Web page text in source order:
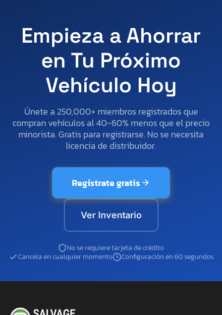
Empieza a Ahorrar
en Tu Próximo
Vehículo Hoy
Únete a 250,000+ miembros registrados que
compran vehículos al 40-60% menos que el precio
minorista. Gratis para registrarse. No se necesita
licencia de distribuidor.
Regístrate gratis
Ver Inventario
No se requiere tarjeta de crédito
Cancela en cualquier momento
Configuración en 60 segundos